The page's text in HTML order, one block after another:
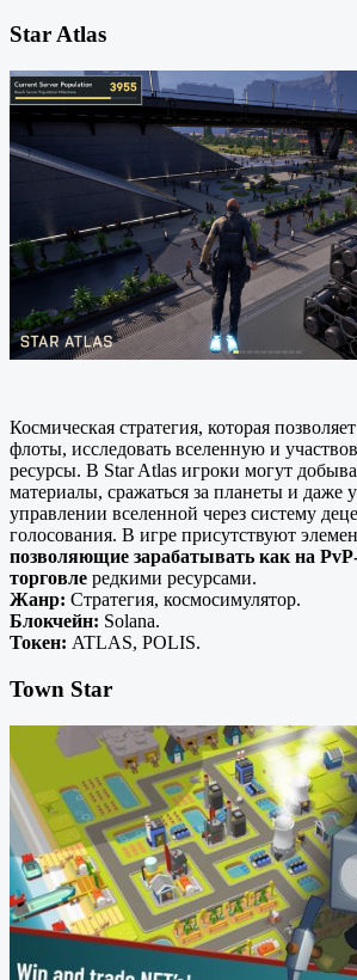
Star Atlas
Космическая стратегия, которая
флоты, исследовать вселенную и
ресурсы. В Star Atlas игроки могут
материалы, сражаться за планеты и даже
управлении вселенной через систему
голосования. В игре присутствуют
позволяющие зарабатывать как на
торговле редкими ресурсами.
Жанр: Стратегия, космосимулятор.
Блокчейн: Solana.
Токен: ATLAS, POLIS.
Town Star